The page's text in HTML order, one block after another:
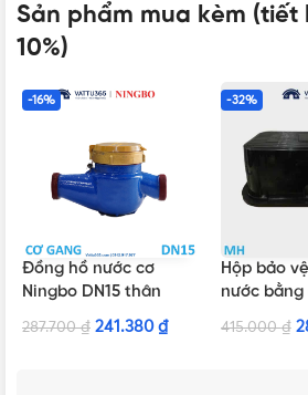
Sản phẩm mua kèm (tiết
10%)
-16%
Đồng hồ nước cơ
Ningbo DN15 thân
gang, nối ren | Chính
287.700₫ 241.380 ₫
-32%
Hộp bảo
nước bằng
Chính
415.000₫